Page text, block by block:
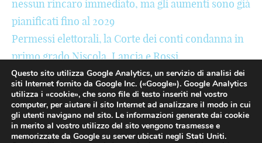
(
)
;
:
[
]
-
+
!
@
#
$
-
+
!
@
#
$
#
$
€
¢
£
¥
i
j
k
l
m
n
$
€
¢
£
¥
₩
£
¥
₩
₪
%
^
_
-
+
!
@
#
nessun rincaro immediato, ma gli aumenti sono già
pianificati fino al 2029
Permessi elettorali, la Corte dei conti condanna in
primo grado Niscola, Lancia e Rossi
Balsorano, il Comune degli scavalchi: quando
l’extra diventa sistema
Rottamazione dei tributi: c’è chi aiuta i cittadini e
chi si ricorda di loro solo per dire no
Questo sito utilizza Google Analytics, un servizio di analisi dei
siti Internet fornito da Google Inc. («Google»). Google Analytics
utilizza i «cookie», che sono file di testo inseriti nel vostro
computer, per aiutare il sito Internet ad analizzare il modo in cui
gli utenti navigano nel sito. Le informazioni generate dai cookie
in merito al vostro utilizzo del sito vengono trasmesse e
memorizzate da Google su server ubicati negli Stati Uniti.